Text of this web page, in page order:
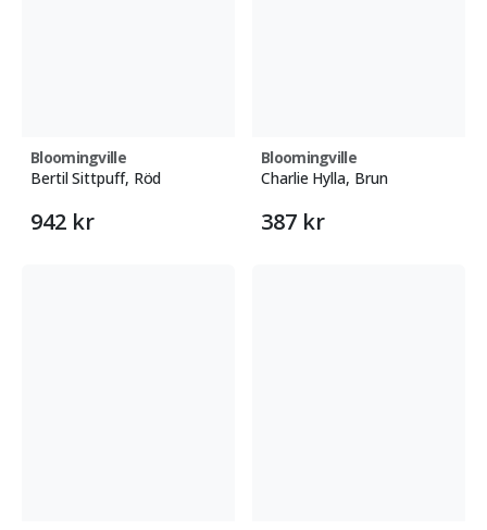
Bloomingville
Bertil Sittpuff, Röd
942 kr
Bloomingville
Charlie Hylla, Brun
387 kr